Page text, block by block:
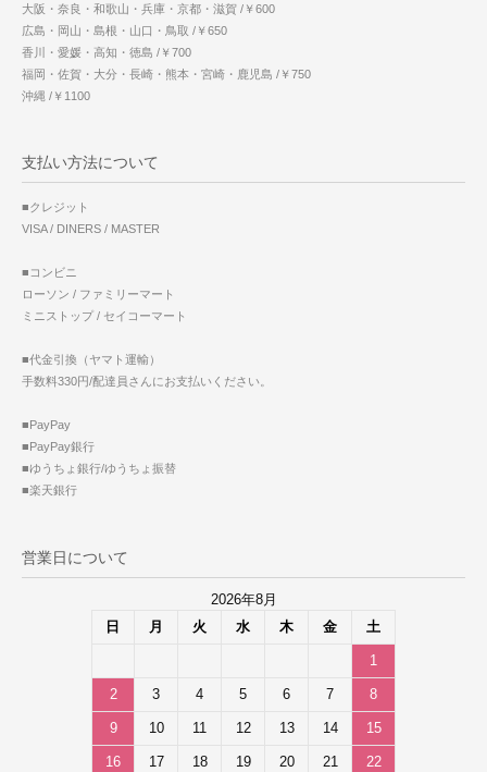
大阪・奈良・和歌山・兵庫・京都・滋賀 /￥600
広島・岡山・島根・山口・鳥取 /￥650
香川・愛媛・高知・徳島 /￥700
福岡・佐賀・大分・長崎・熊本・宮崎・鹿児島 /￥750
沖縄 /￥1100
支払い方法について
■クレジット
VISA / DINERS / MASTER
■コンビニ
ローソン / ファミリーマート
ミニストップ / セイコーマート
■代金引換（ヤマト運輸）
手数料330円/配達員さんにお支払いください。
■PayPay
■PayPay銀行
■ゆうちょ銀行/ゆうちょ振替
■楽天銀行
営業日について
2026年8月
日
月 火 水 木 金 土
1
2 3 4 5 6 7 8
9 10 11 12 13 14 15
16 17 18 19 20 21 22